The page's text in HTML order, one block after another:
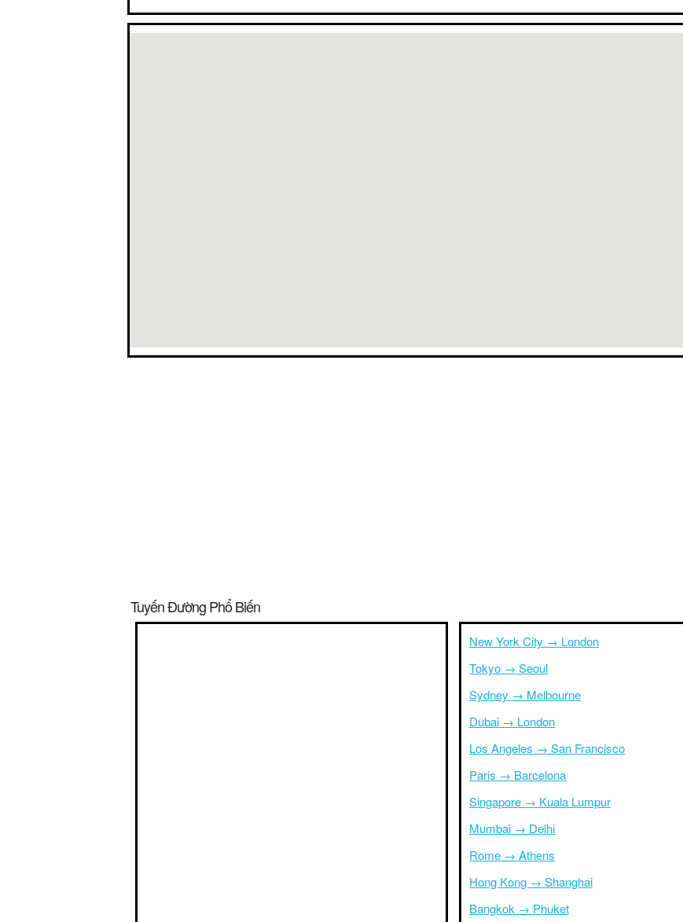
Tuyến Đường Phổ Biến
New York City → London
Tokyo → Seoul
Sydney → Melbourne
Dubai → London
Los Angeles → San Francisco
Paris → Barcelona
Singapore → Kuala Lumpur
Mumbai → Delhi
Rome → Athens
Hong Kong → Shanghai
Bangkok → Phuket